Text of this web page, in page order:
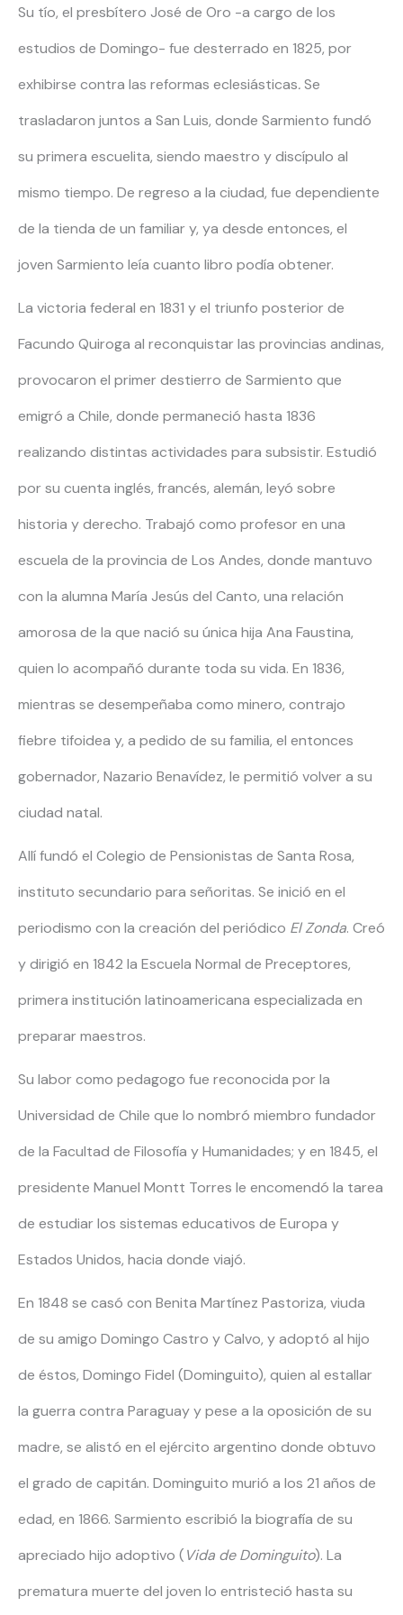
Su tío, el presbítero José de Oro -a cargo de los
estudios de Domingo- fue desterrado en 1825, por
exhibirse contra las reformas eclesiásticas.Se
trasladaron juntos a San Luis, donde Sarmiento fundó
su primera escuelita, siendo maestro y discípulo al
mismo tiempo. De regreso a la ciudad, fue dependiente
de la tienda de un familiar y, ya desde entonces, el
joven Sarmiento leía cuanto libro podía obtener.
La victoria federal en 1831 y el triunfo posterior de
Facundo Quiroga al reconquistar las provincias andinas,
provocaron el primer destierro de Sarmiento que
emigró a Chile, donde permaneció hasta 1836
realizando distintas actividades para subsistir. Estudió
por su cuenta inglés, francés, alemán, leyó sobre
historia y derecho. Trabajó como profesor en una
escuela de la provincia de Los Andes, donde mantuvo
con la alumna María Jesús del Canto, una relación
amorosa de la que nació su única hija Ana Faustina,
quien lo acompañó durante toda su vida. En 1836,
mientras se desempeñaba como minero, contrajo
fiebre tifoidea y, a pedido de su familia, el entonces
gobernador, Nazario Benavídez, le permitió volver a su
ciudad natal.
Allí fundó el Colegio de Pensionistas de Santa Rosa,
instituto secundario para señoritas. Se inició en el
periodismo con la creación del periódico El Zonda. Creó
y dirigió en 1842 la Escuela Normal de Preceptores,
primera institución latinoamericana especializada en
preparar maestros.
Su labor como pedagogo fue reconocida por la
Universidad de Chile que lo nombró miembro fundador
de la Facultad de Filosofía y Humanidades; y en 1845, el
presidente Manuel Montt Torres le encomendó la tarea
de estudiar los sistemas educativos de Europa y
Estados Unidos, hacia donde viajó.
En 1848 se casó con Benita Martínez Pastoriza, viuda
de su amigo Domingo Castro y Calvo, y adoptó al hijo
de éstos, Domingo Fidel (Dominguito), quien al estallar
la guerra contra Paraguay y pese a la oposición de su
madre, se alistó en el ejército argentino donde obtuvo
el grado de capitán. Dominguito murió a los 21 años de
edad, en 1866. Sarmiento escribió la biografía de su
apreciado hijo adoptivo (Vida de Dominguito). La
prematura muerte del joven lo entristeció hasta su